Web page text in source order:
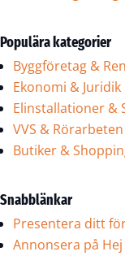
Populära kategorier
Byggföretag &
Ekonomi & Juridik
Elinstallationer &
VVS & Rörarbeten
Butiker &
Snabblänkar
Presentera ditt
Annonsera på